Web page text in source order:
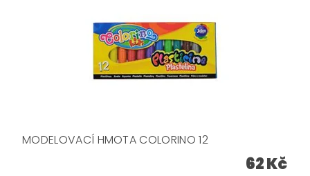
MODELOVACÍ HMOTA COLORINO 12
62 Kč